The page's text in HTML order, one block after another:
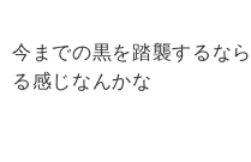
今までの黒を踏襲するな
る感じなんかな